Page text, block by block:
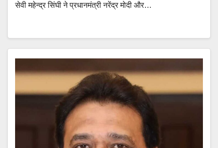
सेवी महेन्द्र सिंघी ने प्रधानमंत्री नरेंद्र मोदी और…